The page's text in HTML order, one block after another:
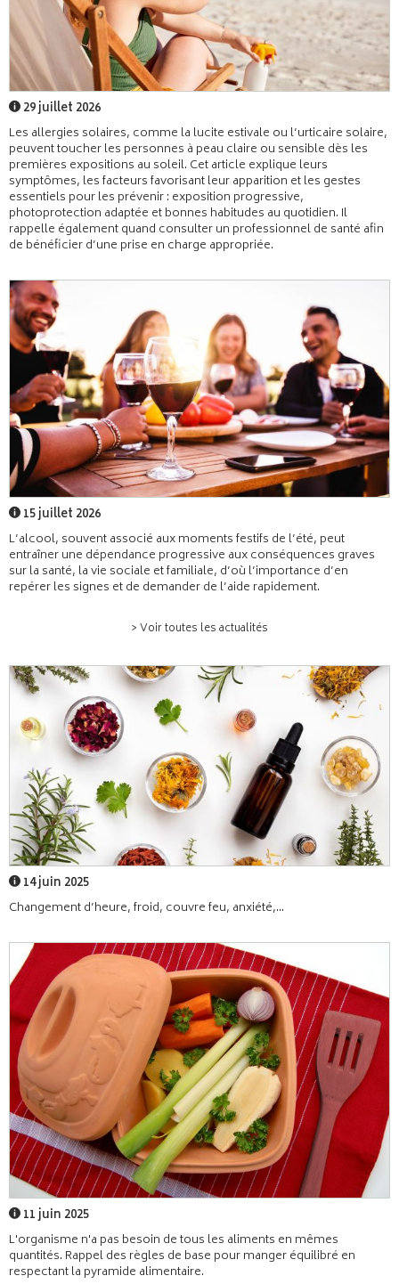
29 juillet 2026
Les allergies solaires, comme la lucite estivale ou l’urticaire solaire,
peuvent toucher les personnes à peau claire ou sensible dès les
premières expositions au soleil. Cet article explique leurs
symptômes, les facteurs favorisant leur apparition et les gestes
essentiels pour les prévenir : exposition progressive,
photoprotection adaptée et bonnes habitudes au quotidien. Il
rappelle également quand consulter un professionnel de santé afin
de bénéficier d’une prise en charge appropriée.
15 juillet 2026
L’alcool, souvent associé aux moments festifs de l’été, peut
entraîner une dépendance progressive aux conséquences graves
sur la santé, la vie sociale et familiale, d’où l’importance d’en
repérer les signes et de demander de l’aide rapidement.
> Voir toutes les actualités
14 juin 2025
Changement d’heure, froid, couvre feu, anxiété,...
11 juin 2025
L'organisme n'a pas besoin de tous les aliments en mêmes
quantités. Rappel des règles de base pour manger équilibré en
respectant la pyramide alimentaire.